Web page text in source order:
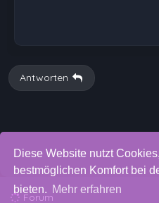
Diese Website nutzt
bestmöglichen Komfort bei
bieten. Mehr erfahren
Antworten
Forum